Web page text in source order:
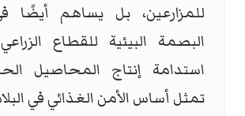
للمزارعين، بل يساهم
البصمة البيئية للقطاع
استدامة إنتاج المحاصيل
تمثل أساس الأمن الغذائي في